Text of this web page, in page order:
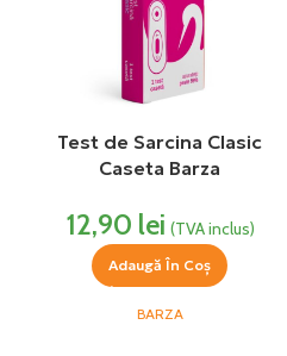
Test de Sarcina Clasic
Caseta Barza
12,90 lei (TVA inclus)
Adaugă În Coș
BARZA